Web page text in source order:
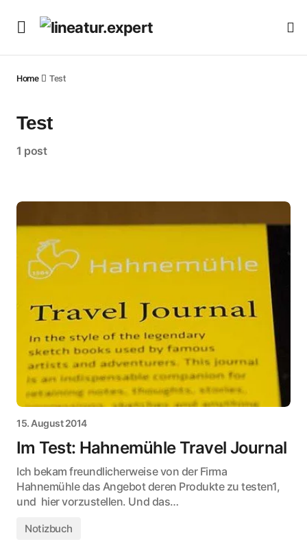
Home Test
Test
1 post
15. August 2014
Im Test: Hahnemühle Travel Journal
Ich bekam freundlicherweise von der Firma
Hahnemühle das Angebot deren Produkte zu testen1,
und hier vorzustellen. Und das…
Notizbuch